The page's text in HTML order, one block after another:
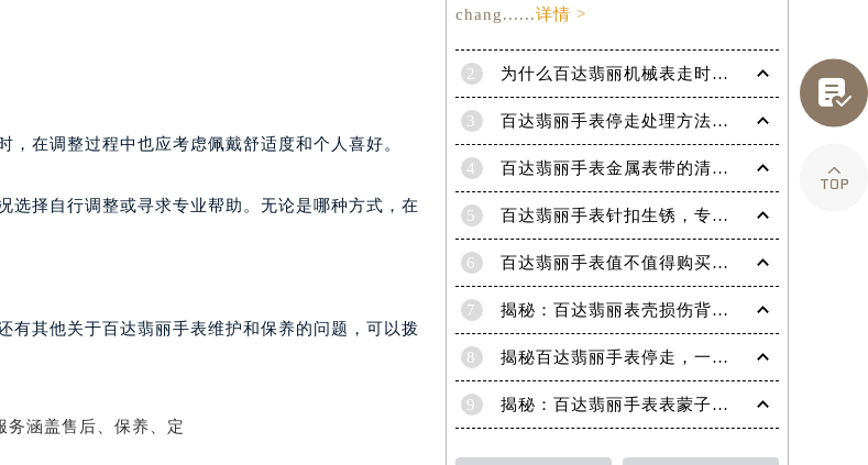
10室（需提前预约）
城写字楼（鄂尔多斯大厦）23层2326室（需提前预约）
楼20层01室（需提前预约）
需提前预约）
心（需提前预约）
在调整过程中也应考虑佩戴舒适度和个人喜好。
选择自行调整或寻求专业帮助。无论是哪种方式，在
有其他关于百达翡丽手表维护和保养的问题，可以拨
chang......详情 >
2 为什么百达翡丽机械表走时会出现误差呢？
3 百达翡丽手表停走处理方法（手表停走维修）
4 百达翡丽手表金属表带的清洗方法有哪些？（金属表带的清洗）
5 百达翡丽手表针扣生锈，专业处理更安全
6 百达翡丽手表值不值得购买（名表投资与收藏指南）
7 揭秘：百达翡丽表壳损伤背后的故事
8 揭秘百达翡丽手表停走，一文教你轻松恢复活力！
9 揭秘：百达翡丽手表表蒙子破损修复指南，让爱表重焕光彩！

